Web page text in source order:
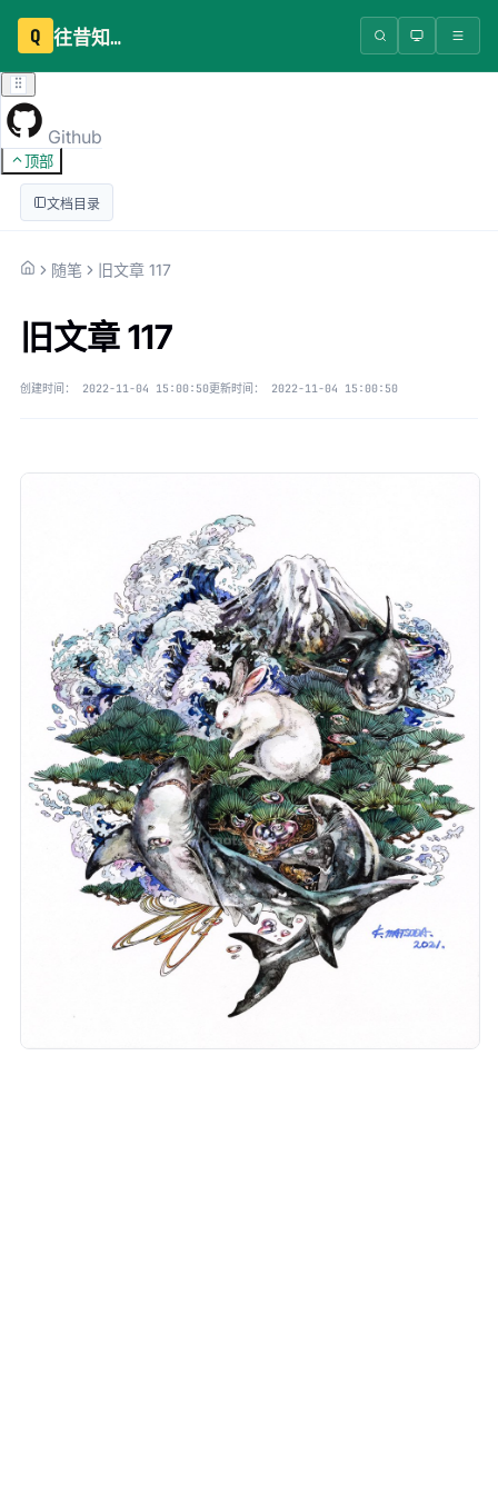
Q 往昔知识库
Github
顶部
文档目录
随笔 旧文章 117
旧文章 117
创建时间： 2022-11-04 15:00:50更新时间： 2022-11-04 15:00:50